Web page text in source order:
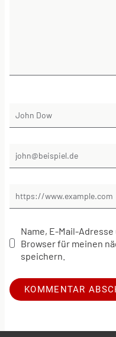
Name, E-Mail-
Browser für meinen
speichern.